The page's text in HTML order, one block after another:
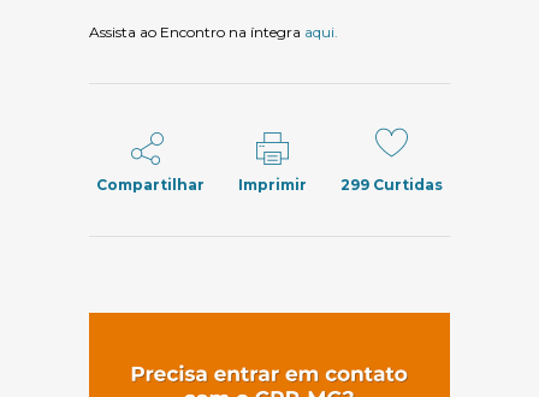
Assista ao Encontro na íntegra aqui.
Compartilhar Imprimir 299 Curtidas